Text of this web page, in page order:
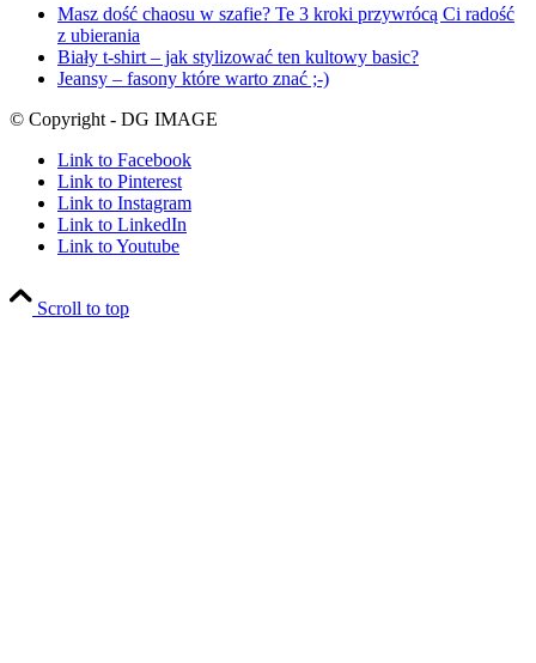
Masz dość chaosu w szafie? Te 3 kroki przywrócą Ci radość
z ubierania
Biały t-shirt – jak stylizować ten kultowy basic?
Jeansy – fasony które warto znać ;-)
© Copyright - DG IMAGE
Link to Facebook
Link to Pinterest
Link to Instagram
Link to LinkedIn
Link to Youtube
Scroll to top